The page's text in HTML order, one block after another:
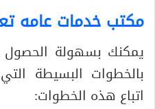
مكتب خدمات عامه
يمكنك بسهولة
بالخطوات البسيطة
اتباع هذه الخطوات: